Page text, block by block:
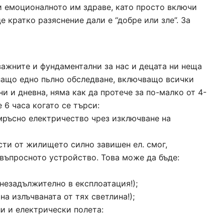
по-горния списък, е важно да се отбележи, че
до пиковите си стойности за денонощието в по-
когато и консумацията на електричество е най-
често води и до пикови стойности на магнитните
високи магнитни полета през друго време от
се направи запис на магнитните полета за 12 или 24
(магнитното подразделение на мръсното
изключително опасни дори при слаб интензитет. Повече
електрически полета:
на спящия човек, средните 3 точки са в областта на
поле (от порядъка на 10 до 100 пъти) само с
или 50 сантиметра е определена посока.
инсталации, потенциалната разлика на тялото
300 до 3000 mV (а често и повече), до напълно
в жълто):
им здраве, като просто включи
разяснение дали е “добре или зле”. За
и фундаментални за нас и децата ни неща
едно пьлно обследване, включващо всички
и дневна, няма как да протече за по-малко от 4-
часа когато се търси:
електричество чрез изключване на
от жилището силно завишен ел. смог,
устройство. Това може да бъде:
в експлоатация!);
излъчваната от тях светлина!);
и електрически полета: